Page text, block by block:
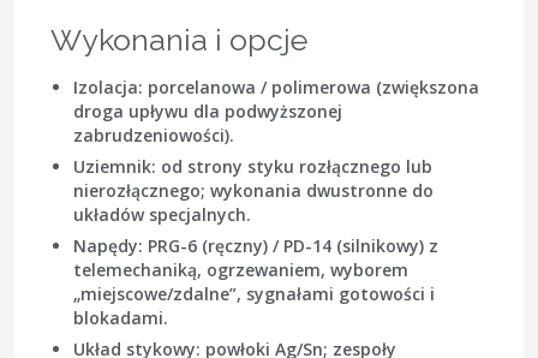
Wykonania i opcje
Izolacja: porcelanowa / polimerowa (zwiększona
droga upływu dla podwyższonej
zabrudzeniowości).
Uziemnik: od strony styku rozłącznego lub
nierozłącznego; wykonania dwustronne do
układów specjalnych.
Napędy: PRG-6 (ręczny) / PD-14 (silnikowy) z
telemechaniką, ogrzewaniem, wyborem
„miejscowe/zdalne”, sygnałami gotowości i
blokadami.
Układ stykowy: powłoki Ag/Sn; zespoły